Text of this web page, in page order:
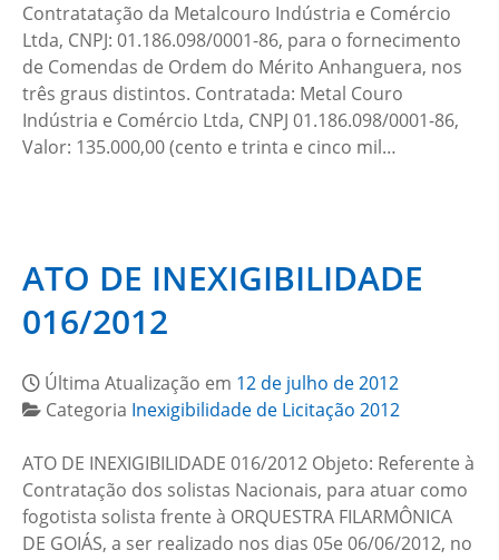
Contratatação da Metalcouro Indústria e Comércio
Ltda, CNPJ: 01.186.098/0001-86, para o fornecimento
de Comendas de Ordem do Mérito Anhanguera, nos
três graus distintos. Contratada: Metal Couro
Indústria e Comércio Ltda, CNPJ 01.186.098/0001-86,
Valor: 135.000,00 (cento e trinta e cinco mil…
ATO DE INEXIGIBILIDADE
016/2012
Última Atualização em 12 de julho de 2012
Categoria Inexigibilidade de Licitação 2012
ATO DE INEXIGIBILIDADE 016/2012 Objeto: Referente à
Contratação dos solistas Nacionais, para atuar como
fogotista solista frente à ORQUESTRA FILARMÔNICA
DE GOIÁS, a ser realizado nos dias 05e 06/06/2012, no